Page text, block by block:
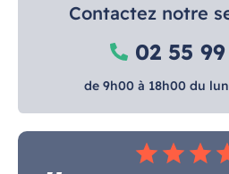
Contactez notre
02 55
de 9h00 à 18h00 du
star star star